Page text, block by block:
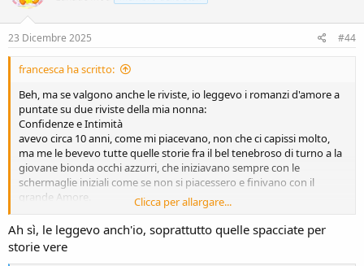
o
n
s
23 Dicembre 2025 #44
francesca ha scritto:
Beh, ma se valgono anche le riviste, io leggevo i romanzi d'amore a
puntate su due riviste della mia nonna:
Confidenze e Intimità
avevo circa 10 anni, come mi piacevano, non che ci capissi molto,
ma me le bevevo tutte quelle storie fra il bel tenebroso di turno a la
giovane bionda occhi azzurri, che iniziavano sempre con le
schermaglie iniziali come se non si piacessero e finivano con il
grande Amore.
A pensarci erano dense di sterotipi di tutti i tipi.
Clicca per allargare...
Ah sì, le leggevo anch'io, soprattutto quelle spacciate per
storie vere